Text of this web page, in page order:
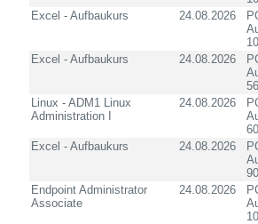
Excel - Aufbaukurs
24.08.2026
Excel - Aufbaukurs
24.08.2026
Linux - ADM1 Linux
Administration I
24.08.2026
Excel - Aufbaukurs
24.08.2026
Endpoint Administrator
Associate
24.08.2026